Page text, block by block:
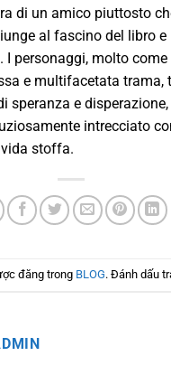
di un amico piuttosto
al fascino del libro e
I personaggi, molto
e multifacetata trama,
speranza e
intrecciato
stoffa.
đăng trong BLOG. Đánh dấu